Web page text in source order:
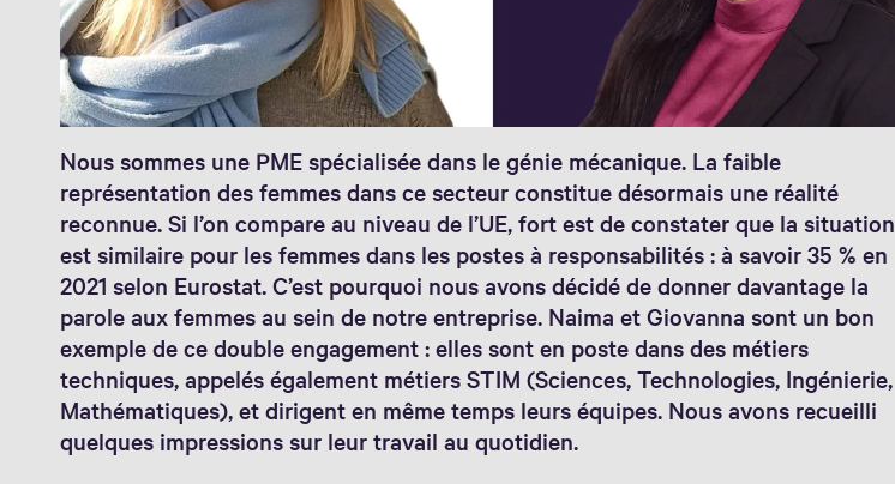
Nous sommes une PME spécialisée dans le génie mécanique. La faible
représentation des femmes dans ce secteur constitue désormais une réalité
reconnue. Si l’on compare au niveau de l’UE, fort est de constater que la situation
est similaire pour les femmes dans les postes à responsabilités : à savoir 35 % en
2021 selon Eurostat. C’est pourquoi nous avons décidé de donner davantage la
parole aux femmes au sein de notre entreprise. Naima et Giovanna sont un bon
exemple de ce double engagement : elles sont en poste dans des métiers
techniques, appelés également métiers STIM (Sciences, Technologies, Ingénierie,
Mathématiques), et dirigent en même temps leurs équipes. Nous avons recueilli
quelques impressions sur leur travail au quotidien.